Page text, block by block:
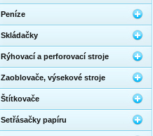
Peníze
Skládačky
Rýhovací a perforovací stroje
Zaoblovače, výsekové stroje
Štítkovače
Setřásačky papíru